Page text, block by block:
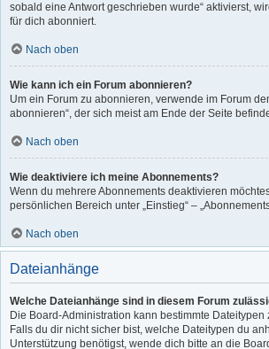
sobald eine Antwort geschrieben wurde“ aktivierst,
für dich abonniert.
Nach oben
Wie kann ich ein Forum abonnieren?
Um ein Forum zu abonnieren, verwende im Forum
abonnieren“, der sich meist am Ende der Seite
Nach oben
Wie deaktiviere ich meine Abonnements?
Wenn du mehrere Abonnements deaktivieren
persönlichen Bereich unter „Einstieg“ –
Nach oben
Dateianhänge
Welche Dateianhänge sind in diesem Forum
Die Board-Administration kann bestimmte
Falls du dir nicht sicher bist, welche Dateitypen du
Unterstützung benötigst, wende dich bitte an die